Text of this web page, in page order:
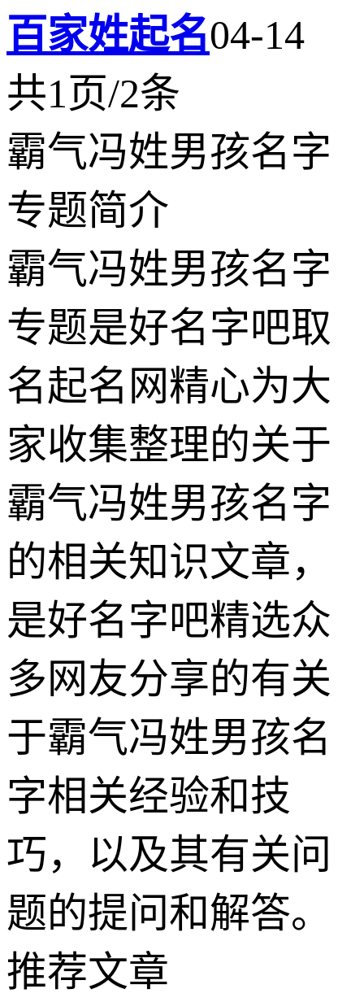
百家姓起名04-14
共1页/2条
霸气冯姓男孩名字
专题简介
霸气冯姓男孩名字
专题是好名字吧取
名起名网精心为大
家收集整理的关于
霸气冯姓男孩名字
的相关知识文章，
是好名字吧精选众
多网友分享的有关
于霸气冯姓男孩名
字相关经验和技
巧，以及其有关问
题的提问和解答。
推荐文章